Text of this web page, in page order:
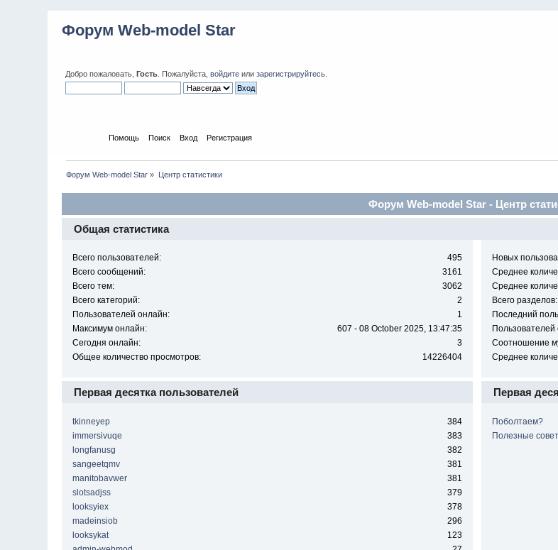
Форум Web-model Star
Добро пожаловать,Гость . Пожалуйста,войдите илизарегистрируйтесь
Помощь Поиск Вход Регистрация
Форум Web-model Star » Центр статистики
Форум Web-model Star - Центр
Общая статистика
Всего пользователей:
495
Всего сообщений:
3161
Всего тем:
3062
Всего категорий:
2
Пользователей онлайн:
1
Максимум онлайн:
607 - 08 October 2025, 13:47:35
Сегодня онлайн:
3
Общее количество просмотров:
14226404
Новых
Среднее
Среднее
Всего разделов:
Последний
Соотношение
Среднее
Первая десятка пользователей
tkinneyep
384
immersivuqe
383
longfanusg
382
sangeetqmv
381
manitobavwer
381
slotsadjss
379
looksyiex
378
madeinsiob
296
looksykat
123
Первая
Поболтаем?
Полезные